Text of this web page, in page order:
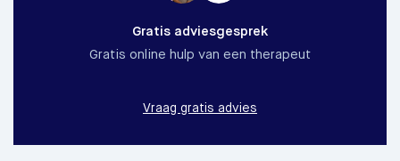
Gratis adviesgesprek
Gratis online hulp van een therapeut
Vraag gratis advies